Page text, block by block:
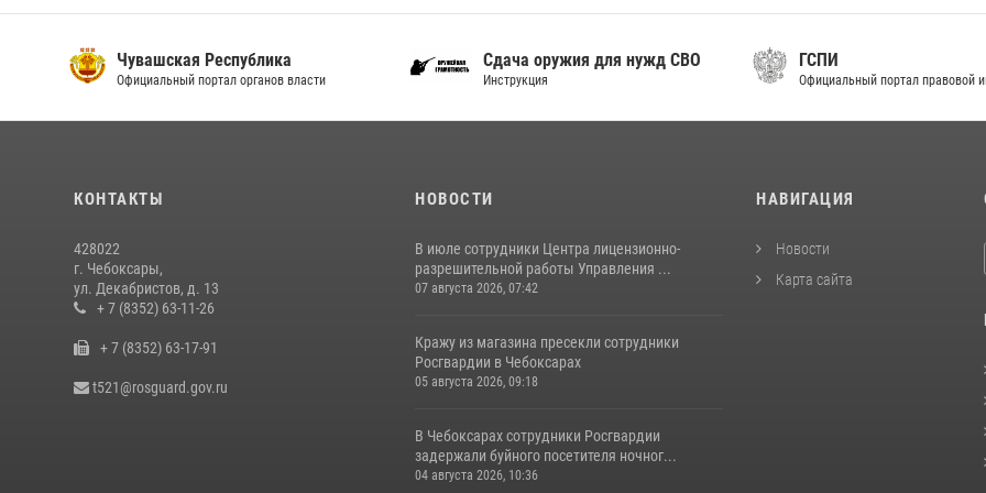
Чувашская Республика
Официальный портал органов власти
Сдача оружия для нужд СВО
Инструкция
ГСПИ
Официальный портал правовой
КОНТАКТЫ
428022
г. Чебоксары,
ул. Декабристов, д. 13
+ 7 (8352) 63-11-26
+ 7 (8352) 63-17-91
t521@rosguard.gov.ru
НОВОСТИ
В июле сотрудники Центра лицензионно-
разрешительной работы Управления ...
07 августа 2026, 07:42
Кражу из магазина пресекли сотрудники
Росгвардии в Чебоксарах
05 августа 2026, 09:18
В Чебоксарах сотрудники Росгвардии
задержали буйного посетителя ночног...
04 августа 2026, 10:36
НАВИГАЦИЯ
Новости
Карта сайта